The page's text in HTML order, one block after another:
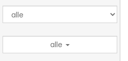
alle